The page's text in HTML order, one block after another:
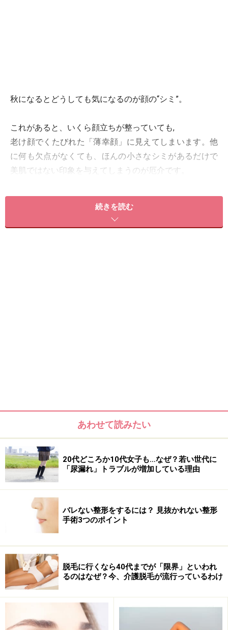
秋になるとどうしても気になるのが顔の“シミ”。
これがあると、いくら顔立ちが整っていても,
老け顔でくたびれた「薄幸顔」に見えてしまいます。他
に何も欠点がなくても、ほんの小さなシミがあるだけで
美肌ではない印象を与えてしまうのが厄介です。
ガイドの経験から言えば、市販品を使ったシミケアは予
防効果はあるものの、一度できてしまったシミに対して
は解決しにくいという印象です。
そんなときに役立つのが、やはり美容医療！
短期間で確実な効果が望めて、その後のケアの手助けも
してくれる。今回は美容クリニックでのシミケアについ
て、シミができる原因からその種類、最新治療法まで掘
り下げてみましょう！
続きを読む
あわせて読みたい
20代どころか10代女子も…なぜ？若い世代に
「尿漏れ」トラブルが増加している理由
バレない整形をするには？ 見抜かれない整形
手術3つのポイント
脱毛に行くなら40代までが「限界」といわれ
るのはなぜ？今、介護脱毛が流行っているわけ